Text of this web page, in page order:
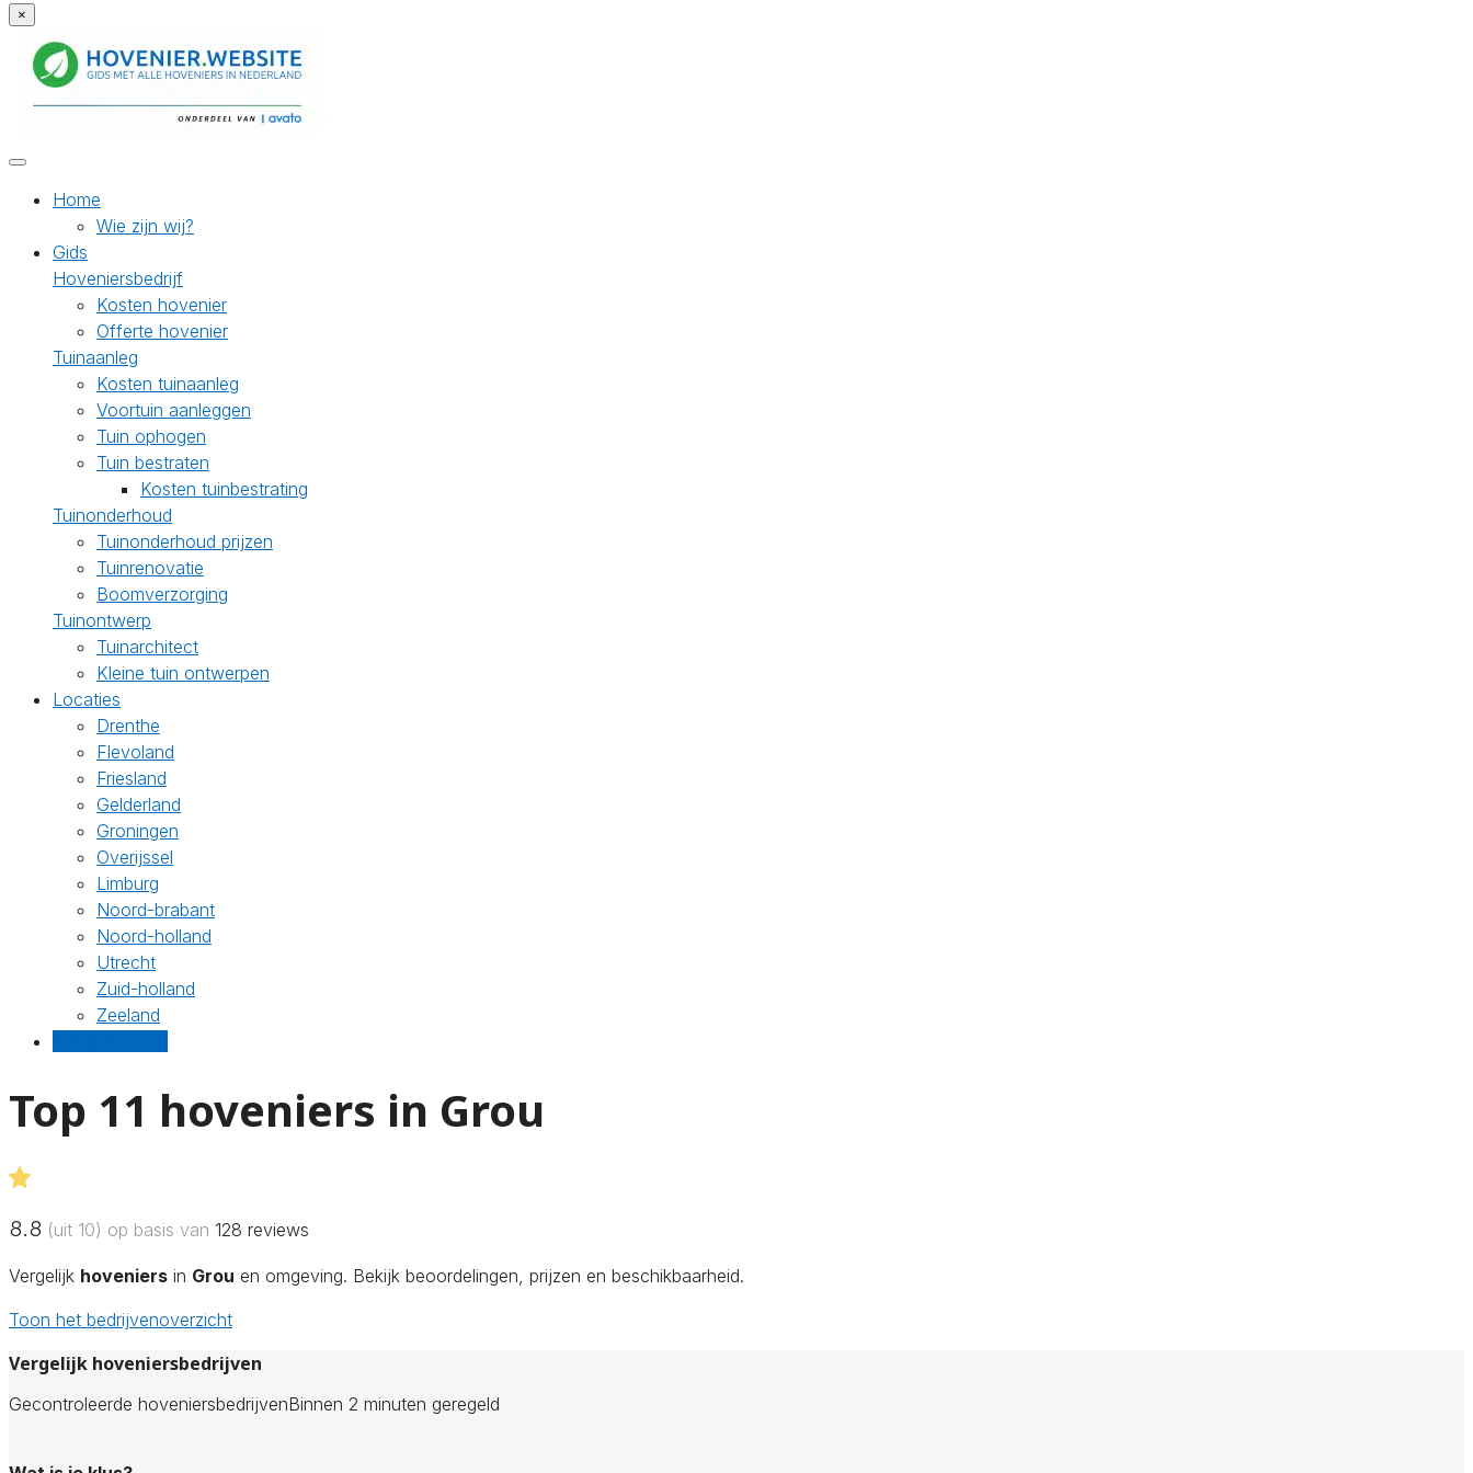
×
Home
Wie zijn wij?
Gids
Hoveniersbedrijf
Kosten hovenier
Offerte hovenier
Tuinaanleg
Kosten tuinaanleg
Voortuin aanleggen
Tuin ophogen
Tuin bestraten
Kosten tuinbestrating
Tuinonderhoud
Tuinonderhoud prijzen
Tuinrenovatie
Boomverzorging
Tuinontwerp
Tuinarchitect
Kleine tuin ontwerpen
Locaties
Drenthe
Flevoland
Friesland
Gelderland
Groningen
Overijssel
Limburg
Noord-brabant
Noord-holland
Utrecht
Zuid-holland
Zeeland
Top 11 hoveniers in Grou
8.8 (uit 10) op basis van 128 reviews
Vergelijk hoveniers in Grou en omgeving. Bekijk beoordelingen, prijzen en beschikbaarheid.
Toon het bedrijvenoverzicht
Vergelijk hoveniersbedrijven
Gecontroleerde hoveniersbedrijvenBinnen 2 minuten geregeld